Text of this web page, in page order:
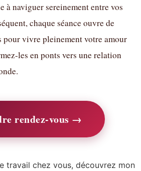
à naviguer sereinement entre vos
chaque séance ouvre de
pour vivre pleinement votre amour
les en ponts vers une relation
rendez-vous →
travail chez vous, découvrez mon